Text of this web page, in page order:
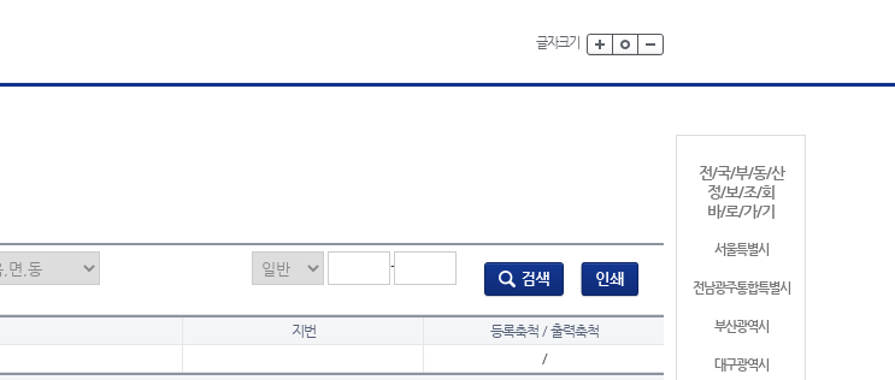
글자크기
전/국/부/동/산
정/보/조/회
바/로/가/기
서울특별시
전남광주통합특별시
부산광역시
대구광역시
-
지번
등록축척 / 출력축척
/